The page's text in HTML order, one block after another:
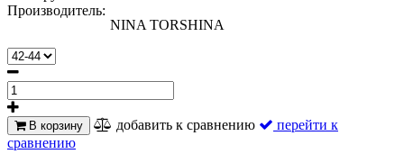
Производитель:
NINA TORSHINA
В корзину добавить к сравнению
перейти к
сравнению